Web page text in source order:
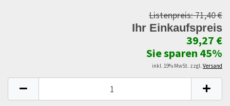
Listenpreis:71,40 €
Ihr Einkaufspreis
39,27 €
Sie sparen 45%
inkl. 19% MwSt. zzgl. Versand